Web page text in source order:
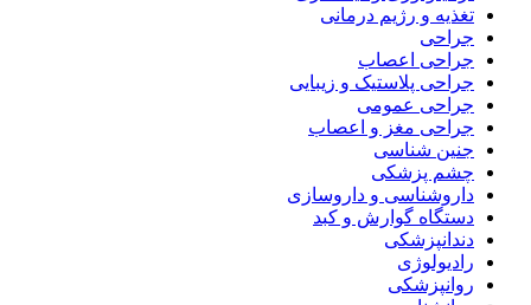
تغذیه و رژیم درمانی
جراحی
جراحی اعصاب
جراحی پلاستیک و زیبایی
جراحی عمومی
جراحی مغز و اعصاب
جنین شناسی
چشم پزشکی
داروشناسی و داروسازی
دستگاه گوارش و کبد
دندانپزشکی
رادیولوژی
روانپزشکی